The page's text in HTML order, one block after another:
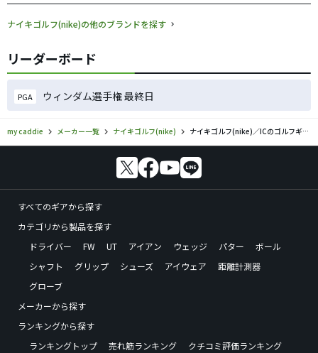
ナイキゴルフ(nike)の他のブランドを探す
リーダーボード
PGA ウィンダム選手権 最終日
my caddie メーカー一覧 ナイキゴルフ(nike) ナイキゴルフ(nike)／ICのゴルフギアの口コミ評価
すべてのギアから探す
カテゴリから製品を探す
ドライバー
FW UT アイアン ウェッジ パター
ボール
シャフト
グリップ シューズ アイウェア
距離計測器
グローブ
メーカーから探す
ランキングから探す
ランキングトップ
売れ筋ランキング
クチコミ評価ランキング